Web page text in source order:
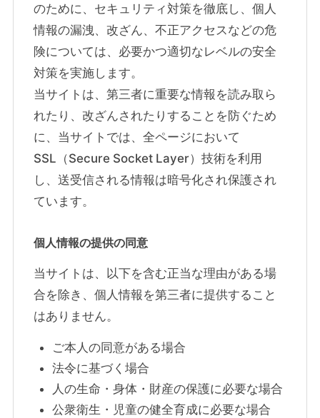
のために、セキュリティ対策を徹底し、個人
情報の漏洩、改ざん、不正アクセスなどの危
険については、必要かつ適切なレベルの安全
対策を実施します。
当サイトは、第三者に重要な情報を読み取ら
れたり、改ざんされたりすることを防ぐため
に、当サイトでは、全ページにおいて
SSL（Secure Socket Layer）技術を利用
し、送受信される情報は暗号化され保護され
ています。
個人情報の提供の同意
当サイトは、以下を含む正当な理由がある場
合を除き、個人情報を第三者に提供すること
はありません。
ご本人の同意がある場合
法令に基づく場合
人の生命・身体・財産の保護に必要な場合
公衆衛生・児童の健全育成に必要な場合